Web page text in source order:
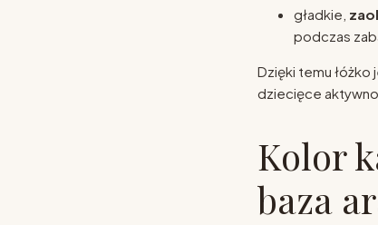
gładkie,
podczas
Dzięki temu
dziecięce
Kolor
baza